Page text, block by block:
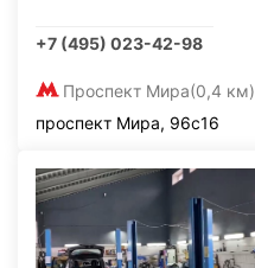
+7 (495) 023-42-98
Проспект Мира(0,4 км)
проспект Мира, 96с16